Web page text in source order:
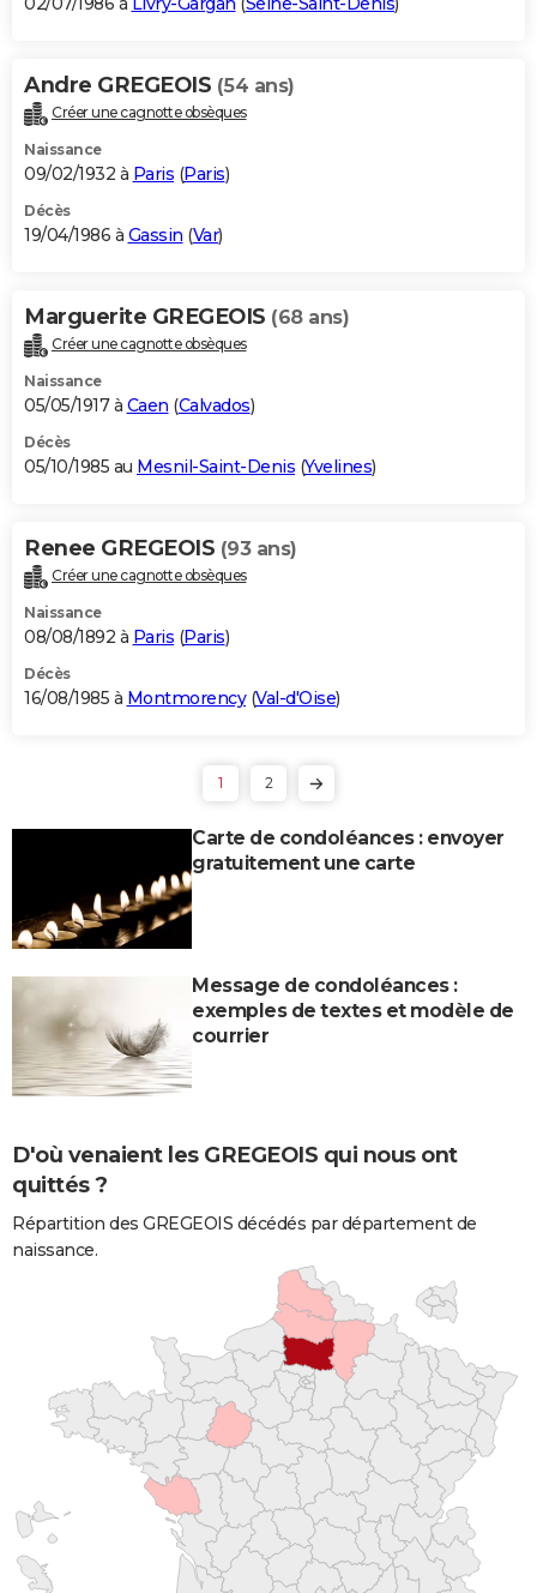
Andre GREGEOIS (54 ans)
Créer une cagnotte obsèques
Naissance
09/02/1932 à Paris (Paris)
Décès
19/04/1986 à Gassin (Var)
Marguerite GREGEOIS (68 ans)
Créer une cagnotte obsèques
Naissance
05/05/1917 à Caen (Calvados)
Décès
05/10/1985 au Mesnil-Saint-Denis (Yvelines)
Renee GREGEOIS (93 ans)
Créer une cagnotte obsèques
Naissance
08/08/1892 à Paris (Paris)
Décès
16/08/1985 à Montmorency(Val-d'Oise)
1 2
Carte de condoléances : envoyer
gratuitement une carte
Message de condoléances :
exemples de textes et modèle de
courrier
D'où venaient les GREGEOIS qui nous ont
quittés ?
Répartition des GREGEOIS décédés par département de
naissance.